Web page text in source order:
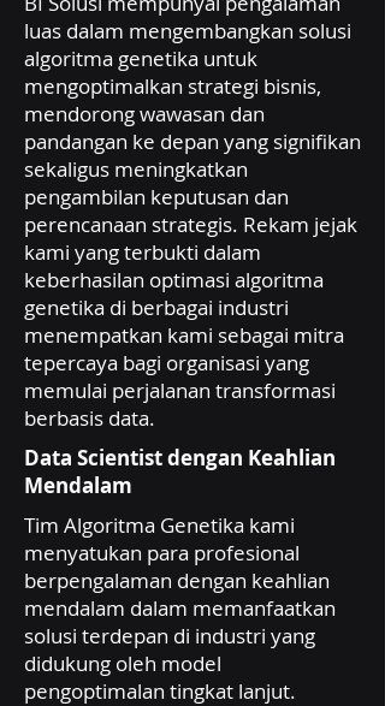
luas dalam mengembangkan solusi
algoritma genetika untuk
mengoptimalkan strategi bisnis,
mendorong wawasan dan
pandangan ke depan yang signifikan
sekaligus meningkatkan
pengambilan keputusan dan
perencanaan strategis. Rekam jejak
kami yang terbukti dalam
keberhasilan optimasi algoritma
genetika di berbagai industri
menempatkan kami sebagai mitra
tepercaya bagi organisasi yang
memulai perjalanan transformasi
berbasis data.
Data Scientist dengan Keahlian
Mendalam
Tim Algoritma Genetika kami
menyatukan para profesional
berpengalaman dengan keahlian
mendalam dalam memanfaatkan
solusi terdepan di industri yang
didukung oleh model
pengoptimalan tingkat lanjut.